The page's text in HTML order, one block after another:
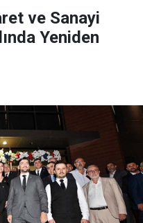
ve Sanayi
Yeniden